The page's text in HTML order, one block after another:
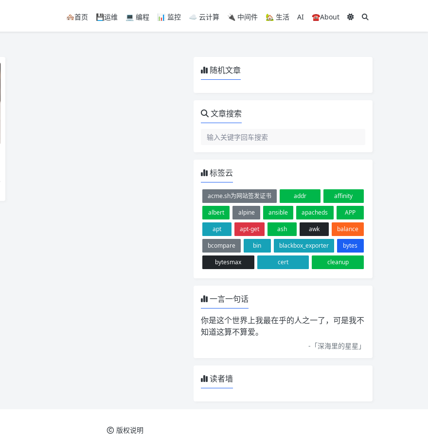
🏘首页 💾运维 💻 编程 📊 监控 ☁️ 云计算 🔌 中间件 🏡 生活 AI ☎️About
随机文章
文章搜索
标签云
acme.sh为网站签发证书 addr
affinity
albert
alpine ansible apacheds
APP
apt
apt-get ash awk
balance
bcompare
bin blackbox_exporter
bytes
bytesmax
cert cleanup
一言一句话
你是这个世界上我最在乎的人之一了，可是我不
知道这算不算爱。
-「深海里的星星 」
读者墙
版权说明